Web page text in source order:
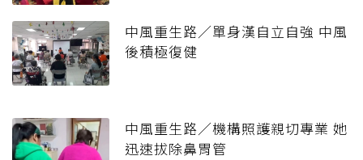
中風重生路／單身漢自立自強 中風
後積極復健
中風重生路／機構照護親切專業 她
迅速拔除鼻胃管